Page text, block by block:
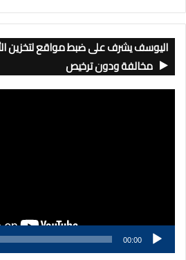
اليوسف يشرف على ضبط مواقع لتخزين
مخالفة ودون ترخيص
00:00